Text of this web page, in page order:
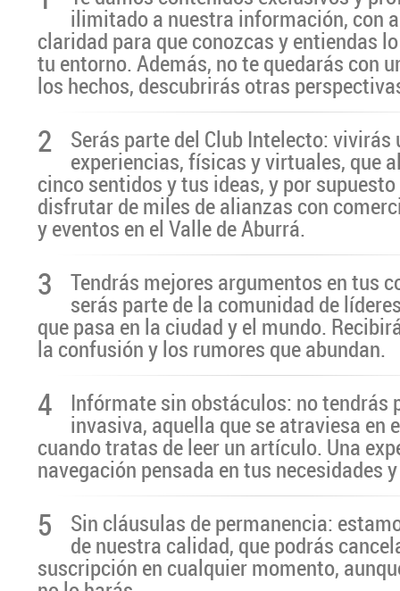
ilimitado a nuestra información, con
claridad para que conozcas y entiendas
tu entorno. Además, no te quedarás con
los hechos, descubrirás otras
2 Serás parte del Club Intelecto: vivirás
experiencias, físicas y virtuales, que
cinco sentidos y tus ideas, y por
disfrutar de miles de alianzas con
y eventos en el Valle de Aburrá.
3 Tendrás mejores argumentos en tus
serás parte de la comunidad de
que pasa en la ciudad y el mundo.
la confusión y los rumores que abundan.
4 Infórmate sin obstáculos: no tendrás
invasiva, aquella que se atraviesa en
cuando tratas de leer un artículo. Una
navegación pensada en tus necesidades
5 Sin cláusulas de permanencia:
de nuestra calidad, que podrás
suscripción en cualquier momento,